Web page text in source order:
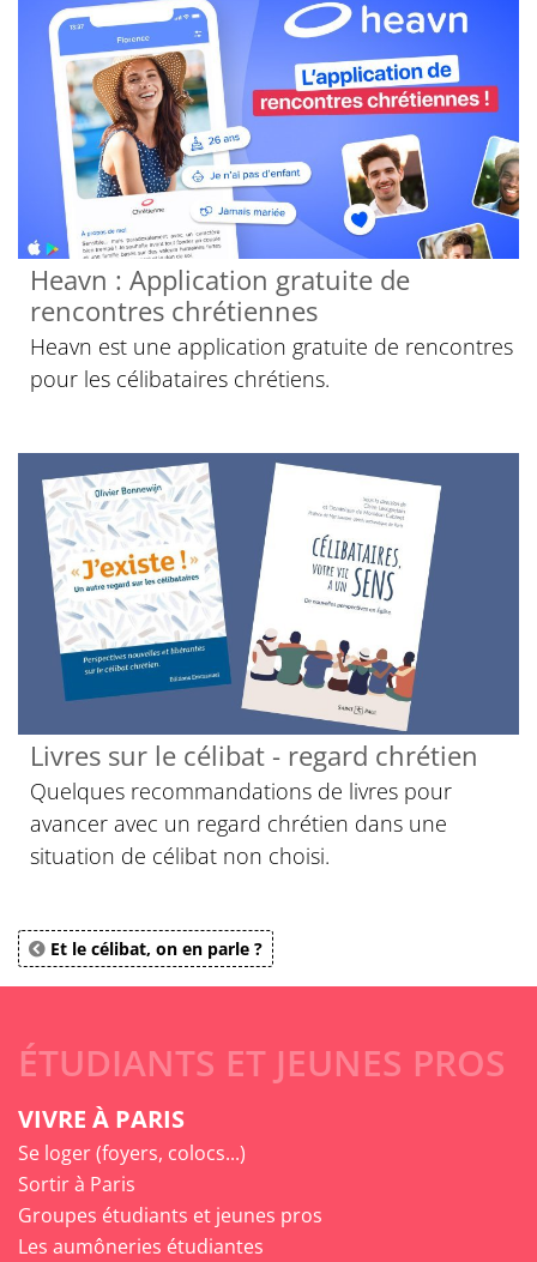
Heavn : Application gratuite de
rencontres chrétiennes
Heavn est une application gratuite de rencontres
pour les célibataires chrétiens.
Livres sur le célibat - regard chrétien
Quelques recommandations de livres pour
avancer avec un regard chrétien dans une
situation de célibat non choisi.
Et le célibat, on en parle ?
ÉTUDIANTS ET JEUNES PROS
VIVRE À PARIS
Se loger (foyers, colocs...)
Sortir à Paris
Groupes étudiants et jeunes pros
Les aumôneries étudiantes